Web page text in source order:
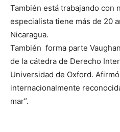
También está trabajando con
especialista tiene más de 20
Nicaragua.
También forma parte
de la cátedra de Derecho
Universidad de Oxford.
internacionalmente
mar”.